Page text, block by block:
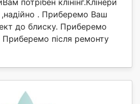
потрібен клінінг.Клінери
. Приберемо Ваш
до блиску. Приберемо
після ремонту